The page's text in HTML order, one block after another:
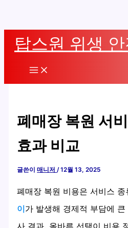
탑스원 위생
Main
폐매장 복원 서
효과 비교
글쓴이매니저/12월 13, 2025
폐매장 복원 비용은 서비스
이가 발생해 경제적 부담에